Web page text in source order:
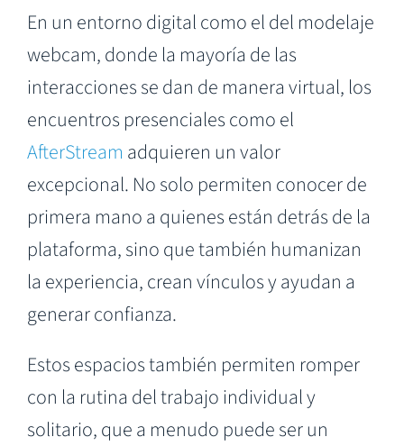
En un entorno digital como el del modelaje
webcam, donde la mayoría de las
interacciones se dan de manera virtual, los
encuentros presenciales como el
AfterStream adquieren un valor
excepcional. No solo permiten conocer de
primera mano a quienes están detrás de la
plataforma, sino que también humanizan
la experiencia, crean vínculos y ayudan a
generar confianza.
Estos espacios también permiten romper
con la rutina del trabajo individual y
solitario, que a menudo puede ser un